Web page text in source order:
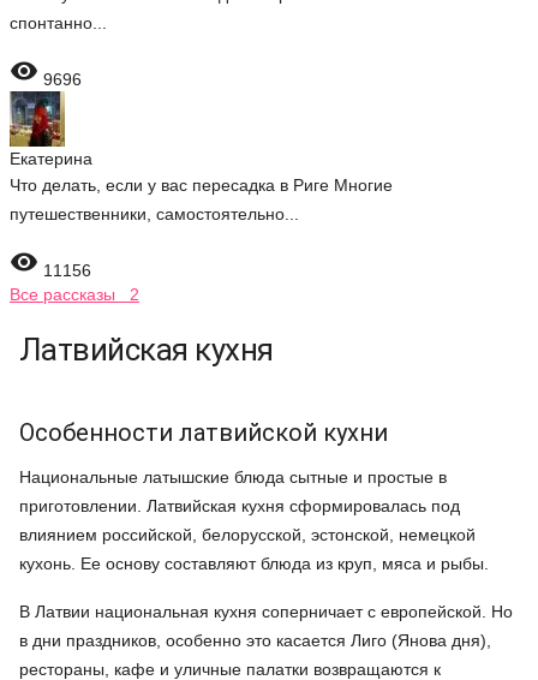
спонтанно...
 9696
Екатерина
Что делать, если у вас пересадка в Риге Многие
путешественники, самостоятельно...
 11156
Все рассказы 2
Латвийская кухня
Особенности латвийской кухни
Национальные латышские блюда сытные и простые в
приготовлении. Латвийская кухня сформировалась под
влиянием российской, белорусской, эстонской, немецкой
кухонь. Ее основу составляют блюда из круп, мяса и рыбы.
В Латвии национальная кухня соперничает с европейской. Но
в дни праздников, особенно это касается Лиго (Янова дня),
рестораны, кафе и уличные палатки возвращаются к